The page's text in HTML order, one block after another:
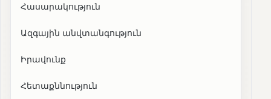
Հասարակություն
Ազգային անվտանգություն
Իրավունք
Հետաքննություն